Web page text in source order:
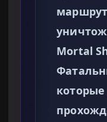
Mortal